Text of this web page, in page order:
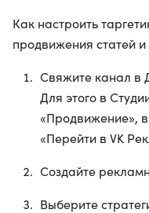
Как настроить
продвижения статей
Свяжите канал в
Для этого в
«Продвижение»,
«Перейти в VK
Создайте
Выберите